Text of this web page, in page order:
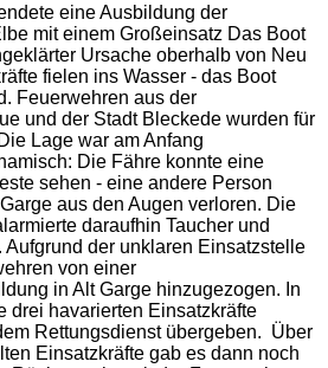
eine Ausbildung der
mit einem Großeinsatz Das Boot
Ursache oberhalb von Neu
fielen ins Wasser - das Boot
Feuerwehren aus der
und der Stadt Bleckede wurden für
Lage war am Anfang
Die Fähre konnte eine
sehen - eine andere Person
aus den Augen verloren. Die
daraufhin Taucher und
Aufgrund der unklaren Einsatzstelle
von einer
in Alt Garge hinzugezogen. In
drei havarierten Einsatzkräfte
Rettungsdienst übergeben. Über
Einsatzkräfte gab es dann noch